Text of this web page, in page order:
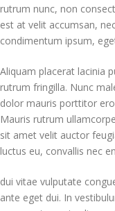
rutrum nunc, non
est at velit accumsan,
condimentum ipsum,
Aliquam placerat lacinia
rutrum fringilla. Nunc
dolor mauris porttitor
Mauris rutrum
sit amet velit auctor
luctus eu, convallis nec
dui vitae vulputate
ante eget dui. In